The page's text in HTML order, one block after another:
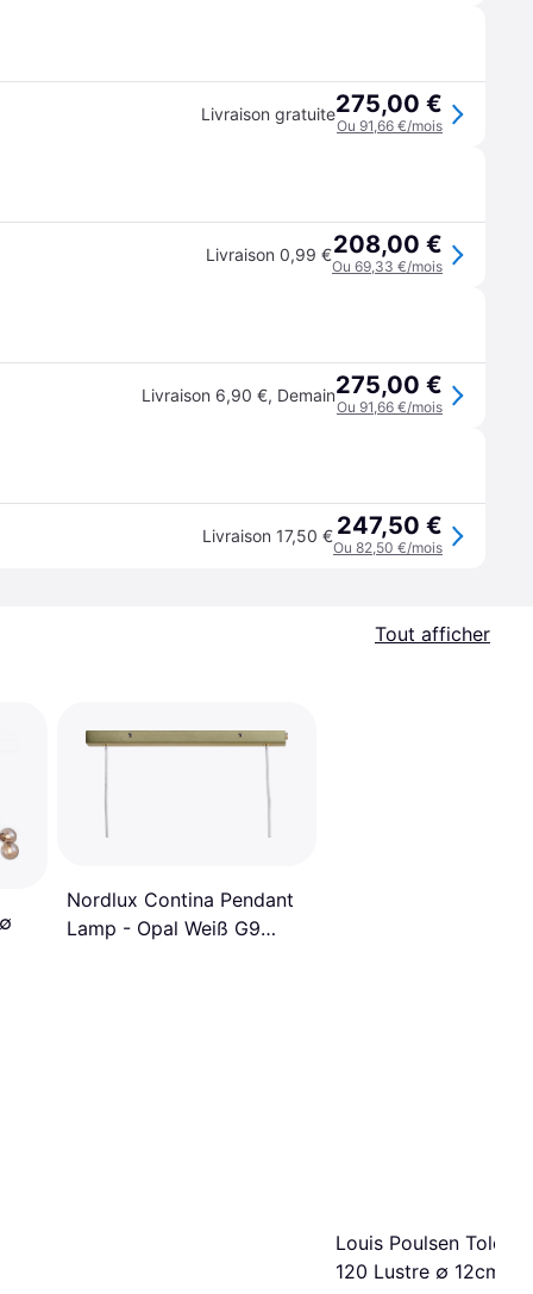
Livraison gratuite275,00 €
Ou 91,66 €/mois
Livraison 0,99 €208,00 €
Ou 69,33 €/mois
Livraison 6,90 €, Demain275,00 €
Ou 91,66 €/mois
Livraison 17,50 € 247,50 €
Ou 82,50 €/mois
Tout afficher
Nordlux Contina Pendant
Lamp - Opal Weiß G9
Louis Poulsen
120 Lustre ∅ 12cm